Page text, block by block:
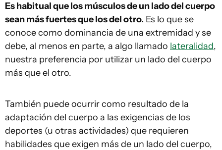
Es habitual que los músculos de un lado del cuerpo
sean más fuertes que los del otro. Es lo que se
conoce como dominancia de una extremidad y se
debe, al menos en parte, a algo llamado lateralidad,
nuestra preferencia por utilizar un lado del cuerpo
más que el otro.
También puede ocurrir como resultado de la
adaptación del cuerpo a las exigencias de los
deportes (u otras actividades) que requieren
habilidades que exigen más de un lado del cuerpo,